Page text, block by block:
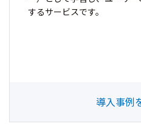
するサービスです。
導入事例